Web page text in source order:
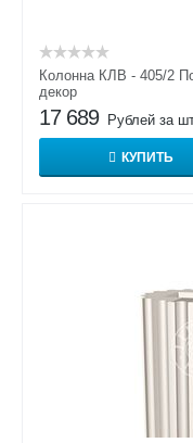
Колонна КЛВ - 405/2
декор
17 689 Рублей за
КУПИТЬ